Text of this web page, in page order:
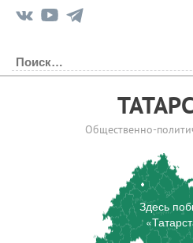
Общественно-
Здесь